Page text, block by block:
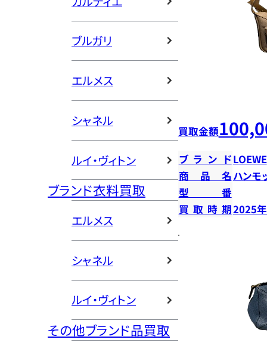
ブルガリ
エルメス
シャネル
ルイ・ヴィトン
ブランド衣料買取
エルメス
シャネル
ルイ・ヴィトン
その他ブランド品買取
買取金額
ブランドLOEWE
商品名 ハン
型番
買取時期2025